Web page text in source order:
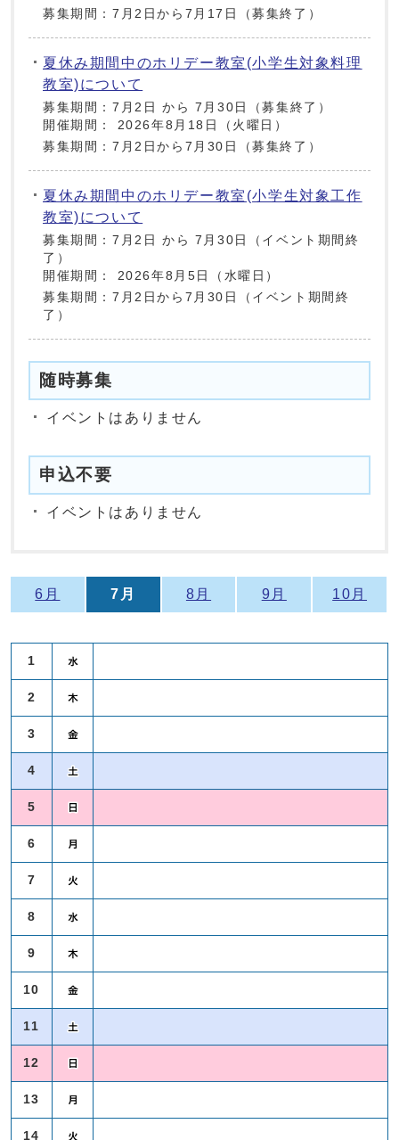
募集期間：7月2日から7月17日（募集終了）
夏休み期間中のホリデー教室(小学生対象料理
教室)について
募集期間：7月2日 から 7月30日（募集終了）
開催期間： 2026年8月18日（火曜日）
募集期間：7月2日から7月30日（募集終了）
夏休み期間中のホリデー教室(小学生対象工作
教室)について
募集期間：7月2日 から 7月30日（イベント期間終
了）
開催期間： 2026年8月5日（水曜日）
募集期間：7月2日から7月30日（イベント期間終
了）
随時募集
イベントはありません
申込不要
イベントはありません
6月 7月 8月 9月 10月
1
2
3
4
5
6
7
8
9
10
11
12
13
14